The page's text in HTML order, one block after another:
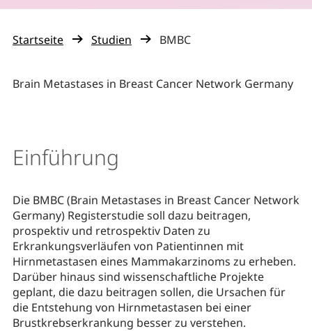
Startseite Studien BMBC
Brain Metastases in Breast Cancer Network Germany
Einführung
Die BMBC (Brain Metastases in Breast Cancer Network
Germany) Registerstudie soll dazu beitragen,
prospektiv und retrospektiv Daten zu
Erkrankungsverläufen von Patientinnen mit
Hirnmetastasen eines Mammakarzinoms zu erheben.
Darüber hinaus sind wissenschaftliche Projekte
geplant, die dazu beitragen sollen, die Ursachen für
die Entstehung von Hirnmetastasen bei einer
Brustkrebserkrankung besser zu verstehen.